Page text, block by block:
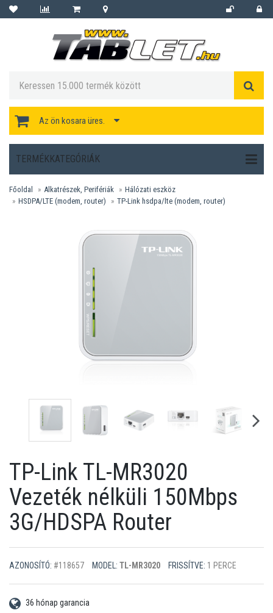
Az ön kosara üres.
TERMÉKKATEGÓRIÁK
Főoldal Alkatrészek, Perifériák
Hálózati eszköz
HSDPA/LTE (modem, router)
TP-Link hsdpa/lte (modem, router)
TP-Link TL-MR3020
Vezeték nélküli 150Mbps
3G/HDSPA Router
AZONOSÍTÓ: #118657 MODEL: TL-MR3020 FRISSÍTVE: 1 PERCE
36 hónap garancia